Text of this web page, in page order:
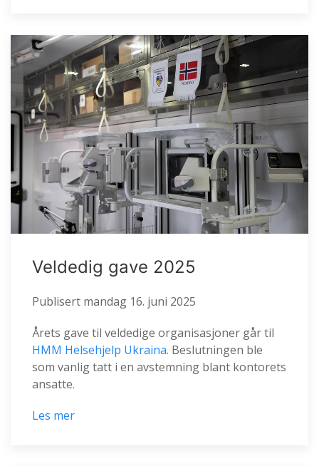
Veldedig gave 2025
Publisert mandag 16. juni 2025
Årets gave til veldedige organisasjoner går til
HMM Helsehjelp Ukraina. Beslutningen ble
som vanlig tatt i en avstemning blant kontorets
ansatte.
Les mer